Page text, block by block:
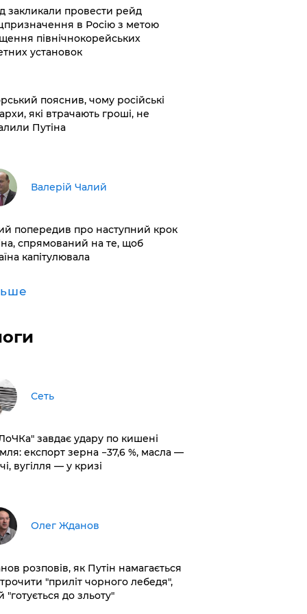
закликали провести рейд
в Росію з метою
північнокорейських
установок
пояснив, чому російські
які втрачають гроші, не
Путіна
Валерій Чалий
попередив про наступний крок
спрямований на те, щоб
капітулювала
Сеть
завдає удару по кишені
експорт зерна −37,6 %, масла —
вугілля — у кризі
Олег Жданов
розповів, як Путін намагається
"приліт чорного лебедя",
"готується до зльоту"